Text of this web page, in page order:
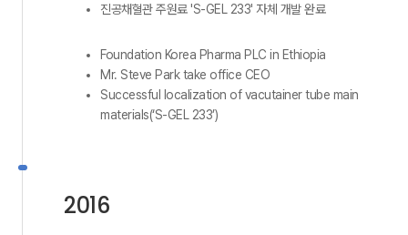
진공채혈관 주원료 'S-GEL 233' 자체 개발 완료
Foundation Korea Pharma PLC in Ethiopia
Mr. Steve Park take office CEO
Successful localization of vacutainer tube main
materials(‘S-GEL 233’)
2016